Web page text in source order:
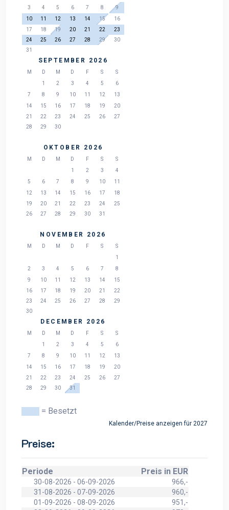
3 4 5 6 7 8
9
10
11 12 13 14 15
16
17
18 19 20 21 22
23
24
25 26 27 28 29
30
31
SEPTEMBER 2026
M D M D F S
S
1
2 3 4 5
6
7
8 9 10 11 12
13
14
15 16 17 18 19
20
21
22 23 24 25 26
27
28
29 30
OKTOBER 2026
M D M D F S
S
1
2 3
4
5
6 7 8 9 10
11
12
13 14 15 16 17
18
19
20 21 22 23 24
25
26
27 28 29 30 31
NOVEMBER 2026
M D M D F S
S
1
2
3 4 5 6 7
8
9
10 11 12 13 14
15
16
17 18 19 20 21
22
23
24 25 26 27 28
29
30
DECEMBER 2026
M D M D F S
S
1
2 3 4 5
6
7
8 9 10 11 12
13
14
15 16 17 18 19
20
21
22 23 24 25 26
27
28
29 30 31
= Besetzt
Kalender/Preise anzeigen für 2027
Preise:
Periode Preis in EUR
30-08-2026 - 06-09-2026
966,-
31-08-2026 - 07-09-2026
960,-
01-09-2026 - 08-09-2026
951,-